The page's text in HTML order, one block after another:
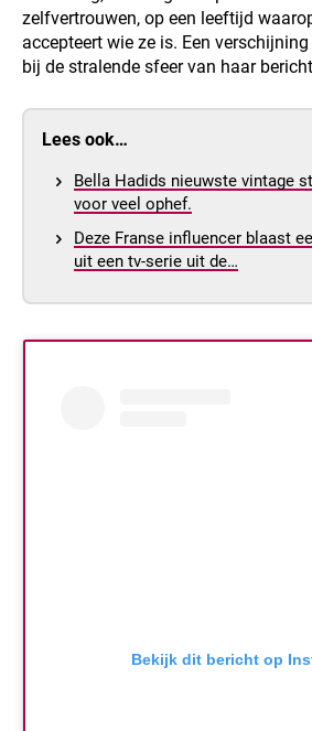
zelfvertrouwen, op een leeftijd
accepteert wie ze is. Een
bij de stralende sfeer van haar
Lees ook…
Bella Hadids nieuwste vintage
voor veel ophef.
Deze Franse influencer blaast
uit een tv-serie uit de…
Bekijk dit bericht op